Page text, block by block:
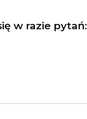
w razie pytań: